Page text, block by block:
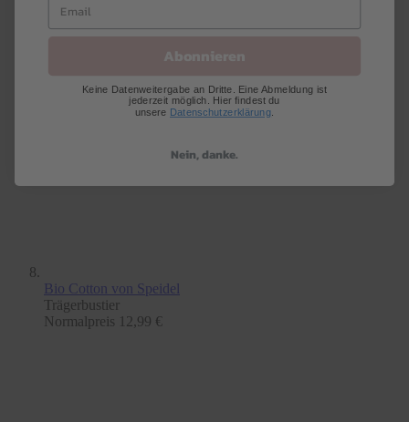
Bio Cotton von Speidel
Trägerbustier
Normalpreis 12,99 €
Keine Datenweitergabe an Dritte. Eine Abmeldung ist
jederzeit möglich. Hier findest du
unsere Datenschutzerklärung.
Nein, danke.